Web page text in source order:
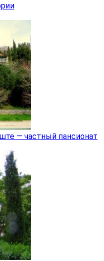
— частный пансионат